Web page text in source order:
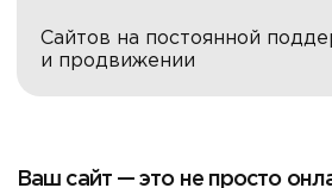
Сайтов на постоянной
и продвижении
Ваш сайт — это не просто